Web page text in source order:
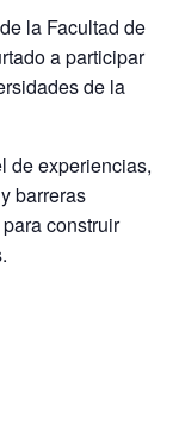
la Facultad de
a participar
de la
de experiencias,
barreras
construir